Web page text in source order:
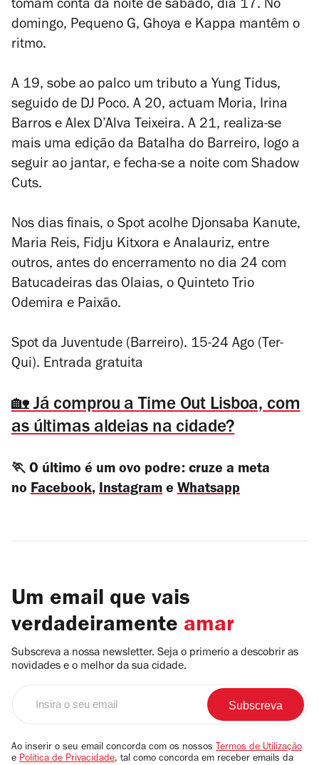
tomam conta da noite de sábado, dia 17. No
domingo, Pequeno G, Ghoya e Kappa mantêm o
ritmo.
A 19, sobe ao palco um tributo a Yung Tidus,
seguido de DJ Poco. A 20, actuam Moria, Irina
Barros e Alex D’Alva Teixeira. A 21, realiza-se
mais uma edição da Batalha do Barreiro, logo a
seguir ao jantar, e fecha-se a noite com Shadow
Cuts.
Nos dias finais, o Spot acolhe Djonsaba Kanute,
Maria Reis, Fidju Kitxora e Analauriz, entre
outros, antes do encerramento no dia 24 com
Batucadeiras das Olaias, o Quinteto Trio
Odemira e Paixão.
Spot da Juventude (Barreiro). 15-24 Ago (Ter-
Qui). Entrada gratuita
🏡 Já comprou a Time Out Lisboa, com
as últimas aldeias na cidade?
🏃 O último é um ovo podre: cruze a meta
no Facebook, Instagram e Whatsapp
Um email que vais
verdadeiramente amar
Subscreva a nossa newsletter. Seja o primerio a descobrir as
novidades e o melhor da sua cidade.
email
Ao inserir o seu email concorda com os nossos Termos de Utilização
e Política de Privacidade, tal como concorda em receber emails da